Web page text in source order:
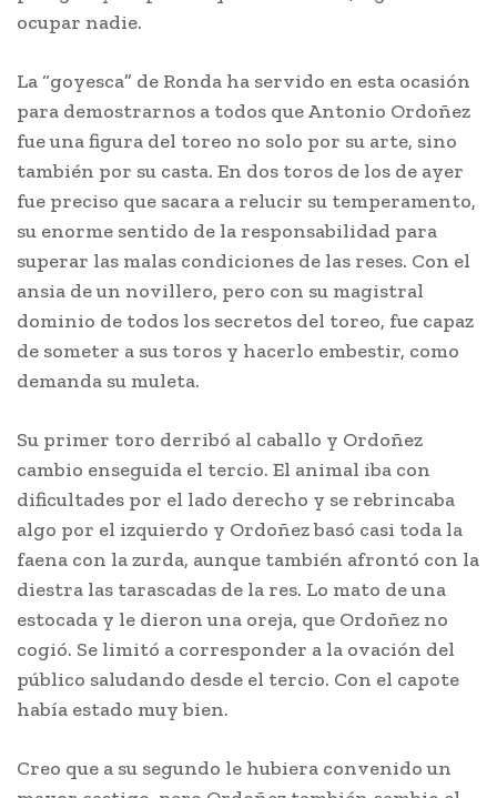
ocupar nadie.
La “goyesca” de Ronda ha servido en esta ocasión
para demostrarnos a todos que Antonio Ordoñez
fue una figura del toreo no solo por su arte, sino
también por su casta. En dos toros de los de ayer
fue preciso que sacara a relucir su temperamento,
su enorme sentido de la responsabilidad para
superar las malas condiciones de las reses. Con el
ansia de un novillero, pero con su magistral
dominio de todos los secretos del toreo, fue capaz
de someter a sus toros y hacerlo embestir, como
demanda su muleta.
Su primer toro derribó al caballo y Ordoñez
cambio enseguida el tercio. El animal iba con
dificultades por el lado derecho y se rebrincaba
algo por el izquierdo y Ordoñez basó casi toda la
faena con la zurda, aunque también afrontó con la
diestra las tarascadas de la res. Lo mato de una
estocada y le dieron una oreja, que Ordoñez no
cogió. Se limitó a corresponder a la ovación del
público saludando desde el tercio. Con el capote
había estado muy bien.
Creo que a su segundo le hubiera convenido un